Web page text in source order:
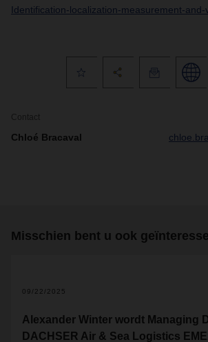
Identification-localization-measurement-
Contact
Chloé Bracaval
Misschien bent u ook
09/22/2025
Alexander Winter wordt Managing
DACHSER Air & Sea Logistics